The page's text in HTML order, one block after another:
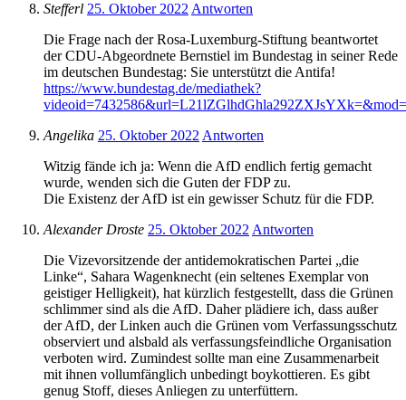
Stefferl 25. Oktober 2022Antworten
Die Frage nach der Rosa-Luxemburg-Stiftung beantwortet
der CDU-Abgeordnete Bernstiel im Bundestag in seiner Rede
im deutschen Bundestag: Sie unterstützt die Antifa!
https://www.bundestag.de/mediathek?
Angelika 25. Oktober 2022Antworten
Witzig fände ich ja: Wenn die AfD endlich fertig gemacht
wurde, wenden sich die Guten der FDP zu.
Die Existenz der AfD ist ein gewisser Schutz für die FDP.
Alexander Droste 25. Oktober 2022Antworten
Die Vizevorsitzende der antidemokratischen Partei „die
Linke“, Sahara Wagenknecht (ein seltenes Exemplar von
geistiger Helligkeit), hat kürzlich festgestellt, dass die Grünen
schlimmer sind als die AfD. Daher plädiere ich, dass außer
der AfD, der Linken auch die Grünen vom Verfassungsschutz
observiert und alsbald als verfassungsfeindliche Organisation
verboten wird. Zumindest sollte man eine Zusammenarbeit
mit ihnen vollumfänglich unbedingt boykottieren. Es gibt
genug Stoff, dieses Anliegen zu unterfüttern.